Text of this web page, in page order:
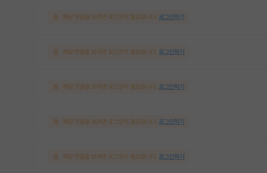
해당 댓글을 보려면 로그인이 필요합니다. 로그인하기
해당 댓글을 보려면 로그인이 필요합니다. 로그인하기
해당 댓글을 보려면 로그인이 필요합니다. 로그인하기
해당 댓글을 보려면 로그인이 필요합니다. 로그인하기
해당 댓글을 보려면 로그인이 필요합니다. 로그인하기